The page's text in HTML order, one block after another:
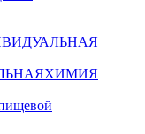
ХИМИЯ